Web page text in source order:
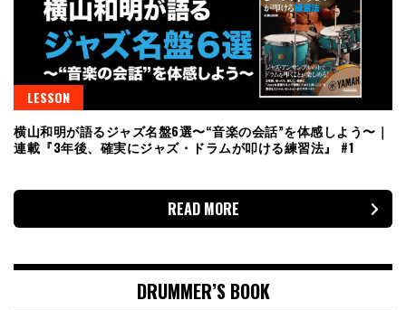
LESSON
横山和明が語るジャズ名盤6選〜“音楽の会話”を体感しよう〜｜
連載『3年後、確実にジャズ・ドラムが叩ける練習法』 #1
READ MORE
DRUMMER’S BOOK